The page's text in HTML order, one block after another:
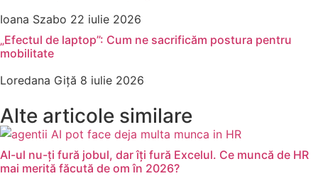
Ioana Szabo 22 iulie 2026
„Efectul de laptop”: Cum ne sacrificăm postura pentru
mobilitate
Loredana Giță 8 iulie 2026
Alte articole similare
AI-ul nu-ți fură jobul, dar îți fură Excelul. Ce muncă de HR
mai merită făcută de om în 2026?